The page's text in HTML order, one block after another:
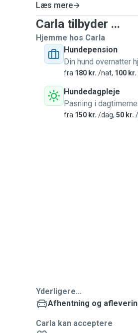
Læs mere
Carla tilbyder ...
Hjemme hos Carla
Hundepension
Din hund overnatter
fra 180 kr. /nat, 100 kr.
Hundedagpleje
Pasning i
fra 150 kr. /dag, 50 kr.
Yderligere...
Afhentning og
Carla kan acceptere